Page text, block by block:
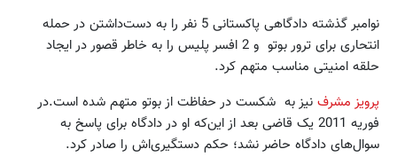
نوامبر گذشته دادگاهی پاکستانی 5 نفر را به دست‌داشتن در حمله
انتحاری برای ترور بوتو و 2 افسر پلیس را به خاطر قصور در ایجاد
حلقه امنیتی مناسب متهم کرد.
پرویز مشرف نیز به شکست در حفاظت از بوتو متهم شده است.در
فوریه 2011 یک قاضی بعد از این‌که او در دادگاه برای پاسخ به
سوال‌های دادگاه حاضر نشد؛ حکم دستگیری‌اش را صادر کرد.